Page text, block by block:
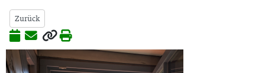
Zurück